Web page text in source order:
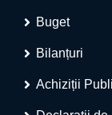
Buget
Bilanțuri
Achiziții